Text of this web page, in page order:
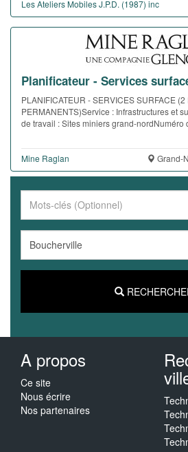
Les Ateliers Mobiles J.P.D. (1987) inc
Planificateur - Services
PLANIFICATEUR - SERVICES SURFACE (2
PERMANENTS)Service : Infrastructures et
de travail : Sites miniers grand-nordNuméro
Mine Raglan Grand-
A propos
Ce site
Nous écrire
Nos partenaires